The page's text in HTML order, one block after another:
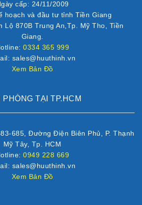
cấp: 24/11/2009
hoạch và đầu tư tỉnh Tiền Giang
Lộ 870B Trung An,Tp. Mỹ Tho, Tiền
Giang.
0334 365 999
sales@huuthinh.vn
Xem Bản Đồ
PHÒNG TẠI TP.HCM
685, Đường Điện Biên Phủ, P. Thạnh
Mỹ Tây, Tp. HCM
0949 228 669
sales@huuthinh.vn
Xem Bản Đồ